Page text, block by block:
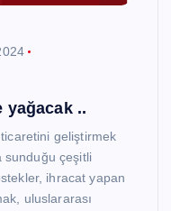
yağacak ..
geliştirmek
sunduğu çeşitli
ihracat yapan
uluslararası